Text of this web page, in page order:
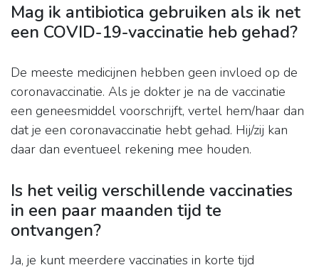
Mag ik antibiotica gebruiken als ik net
een COVID-19-vaccinatie heb gehad?
De meeste medicijnen hebben geen invloed op de
coronavaccinatie. Als je dokter je na de vaccinatie
een geneesmiddel voorschrijft, vertel hem/haar dan
dat je een coronavaccinatie hebt gehad. Hij/zij kan
daar dan eventueel rekening mee houden.
Is het veilig verschillende vaccinaties
in een paar maanden tijd te
ontvangen?
Ja, je kunt meerdere vaccinaties in korte tijd